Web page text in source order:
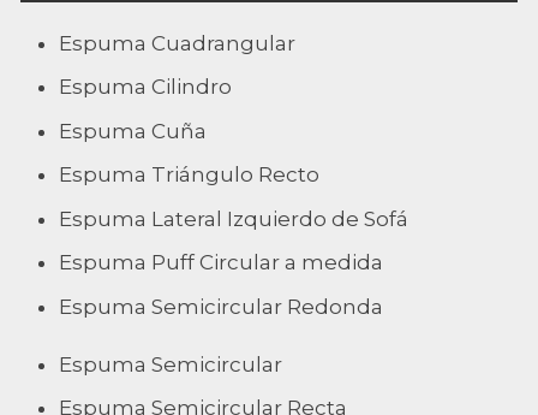
Espuma Cuadrangular
Espuma Cilindro
Espuma Cuña
Espuma Triángulo Recto
Espuma Lateral Izquierdo de Sofá
Espuma Puff Circular a medida
Espuma Semicircular Redonda
Espuma Semicircular
Espuma Semicircular Recta